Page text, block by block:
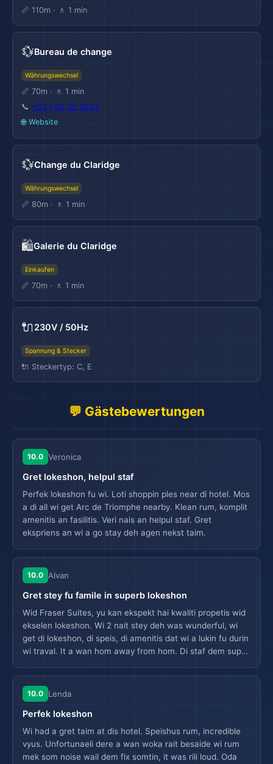
📏 110m · 🚶 1 min
💱Bureau de change
Währungswechsel
📏 70m · 🚶 1 min
📞 +33 1 42 25 19 01
🌐 Website
💱Change du Claridge
Währungswechsel
📏 80m · 🚶 1 min
🛍️Galerie du Claridge
Einkaufen
📏 70m · 🚶 1 min
🔌230V / 50Hz
Spannung & Stecker
🔌 Steckertyp: C, E
💬 Gästebewertungen
10.0 Veronica
Gret lokeshon, helpul staf
Perfek lokeshon fu wi. Loti shoppin ples near di hotel. Mos
a di all wi get Arc de Triomphe nearby. Klean rum, komplit
amenitis an fasilitis. Veri nais an helpul staf. Gret
ekspriens an wi a go stay deh agen nekst taim.
10.0 Alvan
Gret stey fu famile in superb lokeshon
Wid Fraser Suites, yu kan ekspekt hai kwaliti propetis wid
ekselen lokeshon. Wi 2 nait stey deh was wunderful, wi
get di lokeshon, di speis, di amenitis dat wi a lukin fu durin
wi traval. It a wan hom away from hom. Di staf dem super
enjoiable. Wud definitli rekomend dis to oda travalers.
10.0 Lenda
Perfek lokeshon
Wi had a gret taim at dis hotel. Speishus rum, incredible
vyus. Unfortunaeli dere a wan woka rait besaide wi rum
mek som noise wail dem fix somtin, it was rili loud. Oda